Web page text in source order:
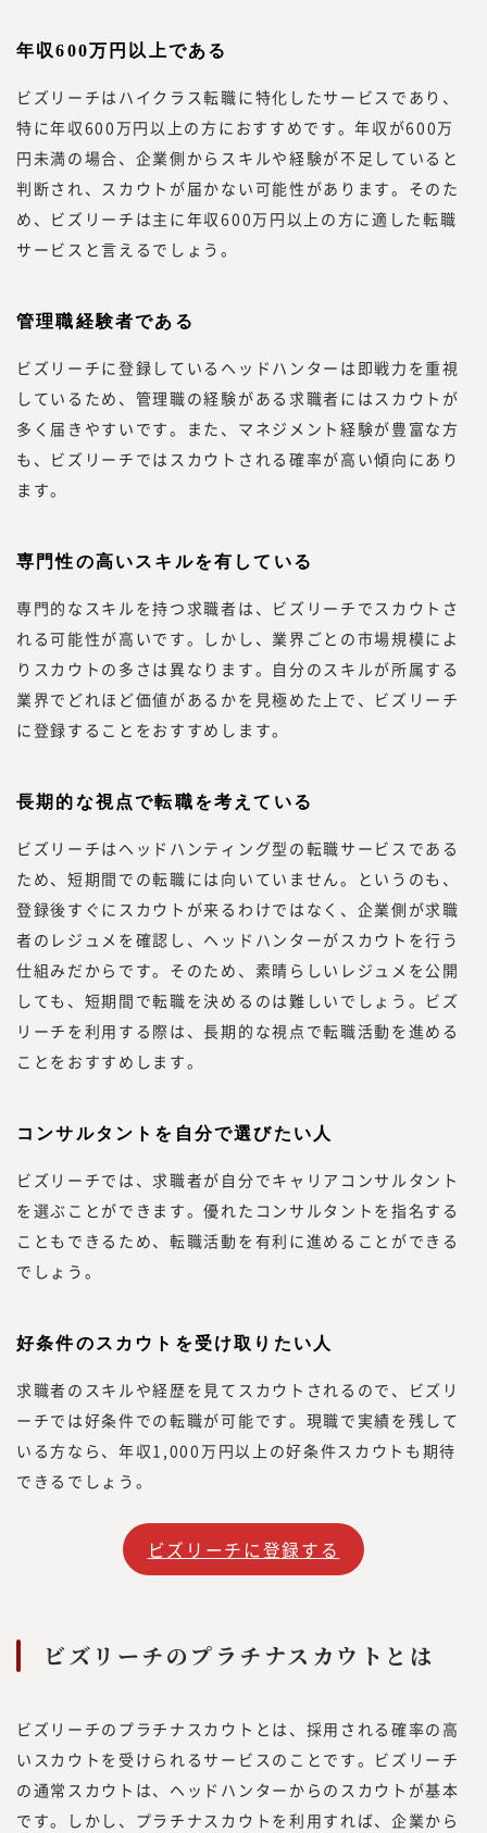
年収600万円以上である
ビズリーチはハイクラス転職に特化したサービスであり、
特に年収600万円以上の方におすすめです。年収が600万
円未満の場合、企業側からスキルや経験が不足していると
判断され、スカウトが届かない可能性があります。そのた
め、ビズリーチは主に年収600万円以上の方に適した転職
サービスと言えるでしょう。
管理職経験者である
ビズリーチに登録しているヘッドハンターは即戦力を重視
しているため、管理職の経験がある求職者にはスカウトが
多く届きやすいです。また、マネジメント経験が豊富な方
も、ビズリーチではスカウトされる確率が高い傾向にあり
ます。
専門性の高いスキルを有している
専門的なスキルを持つ求職者は、ビズリーチでスカウトさ
れる可能性が高いです。しかし、業界ごとの市場規模によ
りスカウトの多さは異なります。自分のスキルが所属する
業界でどれほど価値があるかを見極めた上で、ビズリーチ
に登録することをおすすめします。
長期的な視点で転職を考えている
ビズリーチはヘッドハンティング型の転職サービスである
ため、短期間での転職には向いていません。というのも、
登録後すぐにスカウトが来るわけではなく、企業側が求職
者のレジュメを確認し、ヘッドハンターがスカウトを行う
仕組みだからです。そのため、素晴らしいレジュメを公開
しても、短期間で転職を決めるのは難しいでしょう。ビズ
リーチを利用する際は、長期的な視点で転職活動を進める
ことをおすすめします。
コンサルタントを自分で選びたい人
ビズリーチでは、求職者が自分でキャリアコンサルタント
を選ぶことができます。優れたコンサルタントを指名する
こともできるため、転職活動を有利に進めることができる
でしょう。
好条件のスカウトを受け取りたい人
求職者のスキルや経歴を見てスカウトされるので、ビズリ
ーチでは好条件での転職が可能です。現職で実績を残して
いる方なら、年収1,000万円以上の好条件スカウトも期待
できるでしょう。
ビズリーチに登録する
ビズリーチのプラチナスカウトとは
ビズリーチのプラチナスカウトとは、採用される確率の高
いスカウトを受けられるサービスのことです。ビズリーチ
の通常スカウトは、ヘッドハンターからのスカウトが基本
です。しかし、プラチナスカウトを利用すれば、企業から